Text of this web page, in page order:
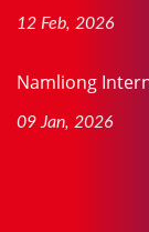
12 Feb, 2026
Namliong
09 Jan, 2026